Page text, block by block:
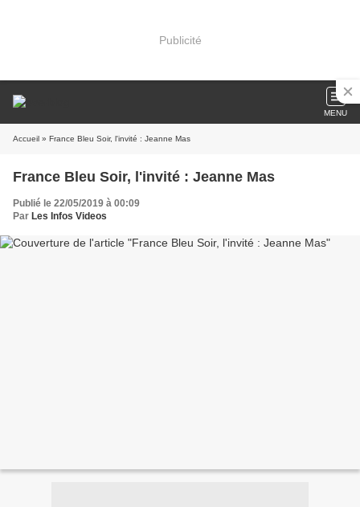
Publicité
MENU
Accueil » France Bleu Soir, l'invité : Jeanne Mas
France Bleu Soir, l'invité : Jeanne Mas
Publié le 22/05/2019 à 00:09
Par Les Infos Videos